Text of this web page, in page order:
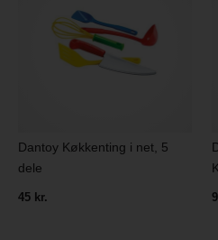
Dantoy Køkkenting i net, 5
dele
45 kr.